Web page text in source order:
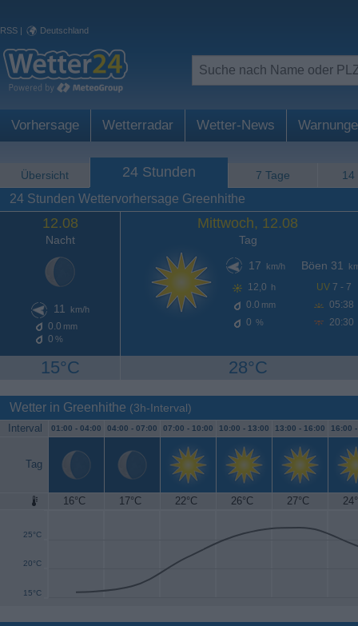
RSS | Deutschland
Vorhersage Wetterradar Wetter-News
Übersicht 24 Stunden 7 Tage 14
24 Stunden Wettervorhersage Greenhithe
12.08
Nacht
11 km/h
0.0 mm
0 %
15°C
Mittwoch, 12.08
Tag
17
km/h
12,0 h
0.0 mm
0 %
Böen 31
UV 7 - 7
05:38
20:30
28°C
Wetter in Greenhithe (3h-Interval)
Interval 01:00 - 04:00 04:00 - 07:00 07:00 - 10:00 10:00 - 13:00 13:00 - 16:00 16:00
Tag
16°C 17°C 22°C 26°C 27°C
15°C
20°C
25°C
30°C